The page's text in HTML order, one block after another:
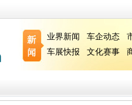
业界新闻 车企动态
车展快报
文化赛事